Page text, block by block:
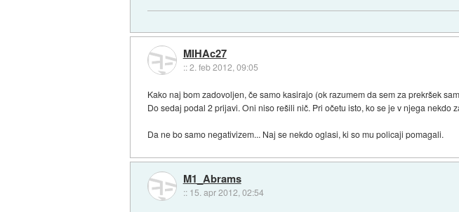
MIHAc27
::2. feb 2012, 09:05
Kako naj bom zadovoljen, če samo kasirajo (ok razumem da sem za prekršek
Do sedaj podal 2 prijavi. Oni niso rešili nič. Pri očetu isto, ko se je v njega
Da ne bo samo negativizem... Naj se nekdo oglasi, ki so mu policaji pomagali.
M1_Abrams
:: 15. apr 2012, 02:54